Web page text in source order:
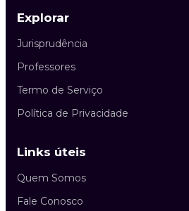
Explorar
Jurisprudência
Professores
Termo de Serviço
Política de Privacidade
Links úteis
Quem Somos
Fale Conosco